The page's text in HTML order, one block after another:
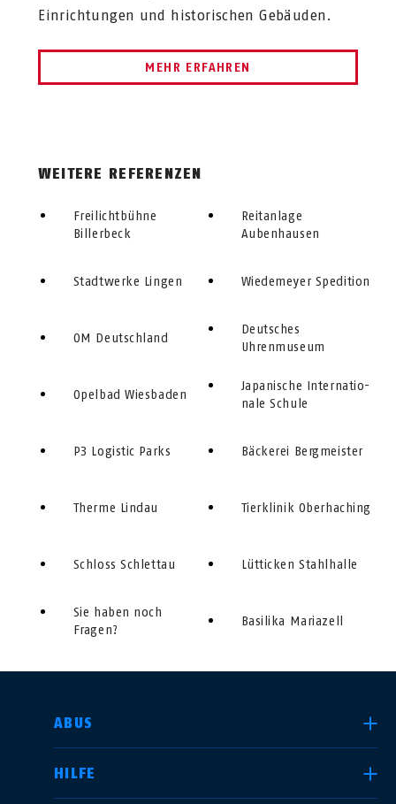
Einrichtungen und historischen Gebäuden.
MEHR ERFAHREN
WEITERE REFERENZEN
Freilichtbühne
Billerbeck
Stadtwerke Lingen
OM Deutschland
Opelbad Wiesbaden
P3 Logistic Parks
Therme Lindau
Schloss Schlettau
Sie haben noch
Fragen?
Reitanlage
Aubenhausen
Wiedemeyer Spedition
Deutsches
Uhrenmuseum
Japanische In­ter­na­tio­
nale Schule
Bäckerei Bergmeister
Tierklinik Oberhaching
Lütticken Stahlhalle
Basilika Mariazell
ABUS
HILFE
LAND AUSWÄHLEN